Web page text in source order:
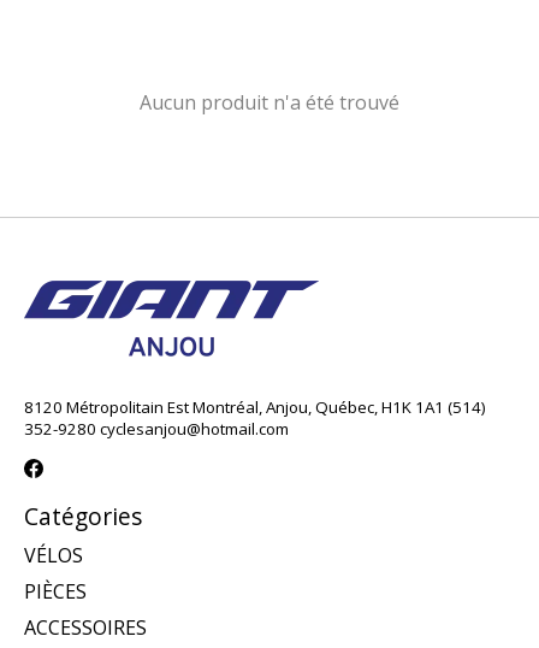
Aucun produit n'a été trouvé
8120 Métropolitain Est Montréal, Anjou, Québec, H1K 1A1 (514)
352-9280 cyclesanjou@hotmail.com
Catégories
VÉLOS
PIÈCES
ACCESSOIRES